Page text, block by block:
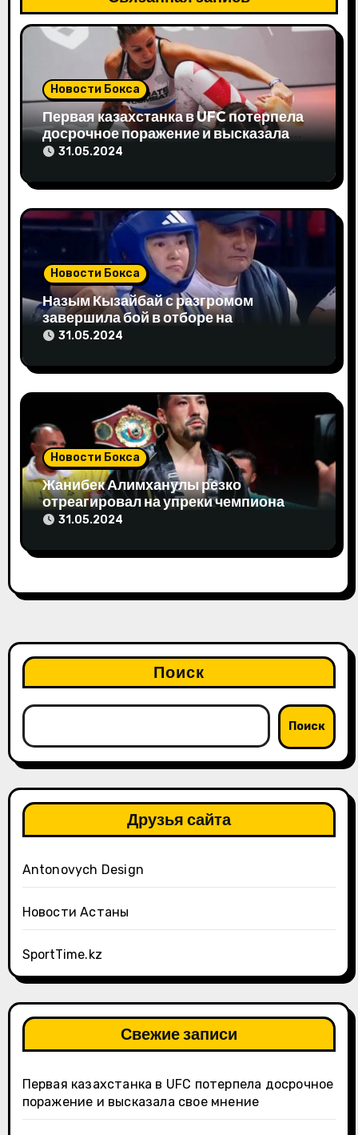
я
з
а
п
и
с
м
Новости Бокса
Первая казахстанка в UFC потерпела
досрочное поражение и высказала
свое мнение
31.05.2024
Новости Бокса
Назым Кызайбай с разгромом
завершила бой в отборе на
Олимпиаду-2024
31.05.2024
Новости Бокса
Жанибек Алимханулы резко
отреагировал на упреки чемпиона
мира
31.05.2024
Поиск
Поиск
Друзья сайта
Antonovych Design
Новости Астаны
SportTime.kz
Свежие записи
Первая казахстанка в UFC потерпела досрочное
поражение и высказала свое мнение